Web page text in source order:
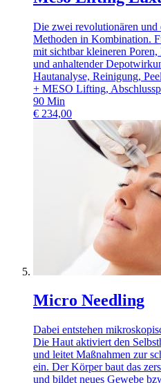
Die zwei revolutionären
Methoden in Kombination.
mit sichtbar kleineren
und anhaltender
Hautanalyse, Reinigung,
+ MESO Lifting,
90 Min
€ 234,00
Micro Needling
Dabei entstehen
Die Haut aktiviert den
und leitet Maßnahmen zur
ein. Der Körper baut das
und bildet neues Gewebe